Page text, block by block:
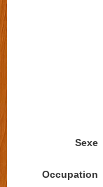
Sexe
Occupation